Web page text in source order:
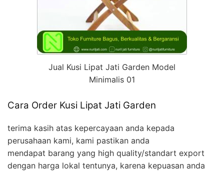
Jual Kusi Lipat Jati Garden Model
Minimalis 01
Cara Order Kusi Lipat Jati Garden
terima kasih atas kepercayaan anda kepada
perusahaan kami, kami pastikan anda
mendapat barang yang high quality/standart export
dengan harga lokal tentunya, karena kepuasan anda